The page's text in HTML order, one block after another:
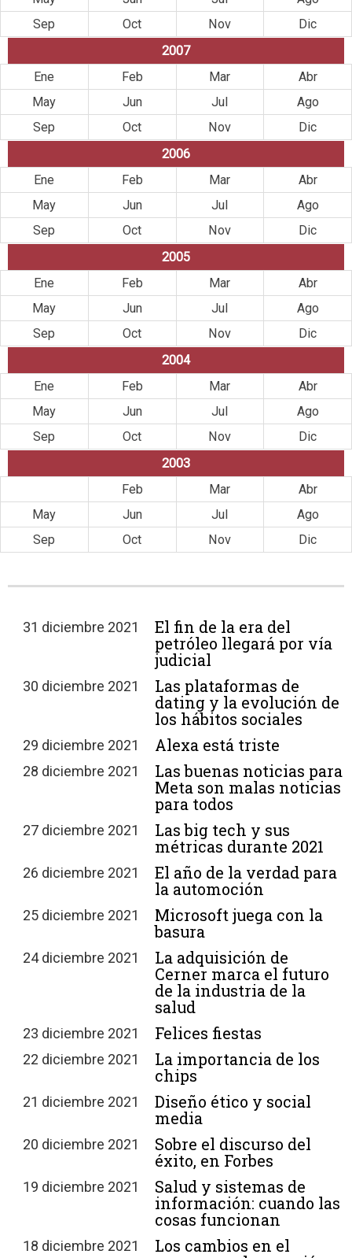
Sep
Oct Nov
Dic
2007
Ene
Feb Mar
Abr
May
Jun Jul
Ago
Sep
Oct Nov
Dic
2006
Ene
Feb Mar
Abr
May
Jun Jul
Ago
Sep
Oct Nov
Dic
2005
Ene
Feb Mar
Abr
May
Jun Jul
Ago
Sep
Oct Nov
Dic
2004
Ene
Feb Mar
Abr
May
Jun Jul
Ago
Sep
Oct Nov
Dic
2003
Feb Mar
Abr
May
Jun Jul
Ago
Sep
Oct Nov Dic
31 diciembre 2021
El fin de la era del
petróleo llegará por vía
judicial
30 diciembre 2021
Las plataformas de
dating y la evolución de
los hábitos sociales
29 diciembre 2021 Alexa está triste
28 diciembre 2021
Las buenas noticias para
Meta son malas noticias
para todos
27 diciembre 2021
Las big tech y sus
métricas durante 2021
26 diciembre 2021
El año de la verdad para
la automoción
25 diciembre 2021
Microsoft juega con la
basura
24 diciembre 2021
La adquisición de
Cerner marca el futuro
de la industria de la
salud
23 diciembre 2021 Felices fiestas
22 diciembre 2021
La importancia de los
chips
21 diciembre 2021
Diseño ético y social
media
20 diciembre 2021
Sobre el discurso del
éxito, en Forbes
19 diciembre 2021
Salud y sistemas de
información: cuando las
cosas funcionan
18 diciembre 2021
Los cambios en el